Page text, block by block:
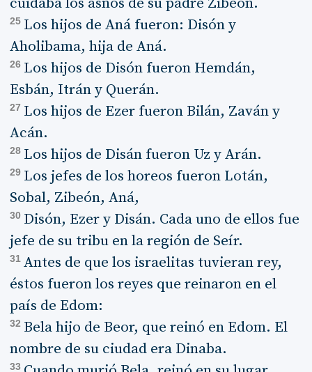
cuidaba los asnos de su padre Zibeón.
25 Los hijos de Aná fueron: Disón y
Aholibama, hija de Aná.
26 Los hijos de Disón fueron Hemdán,
Esbán, Itrán y Querán.
27 Los hijos de Ezer fueron Bilán, Zaván y
Acán.
28 Los hijos de Disán fueron Uz y Arán.
29 Los jefes de los horeos fueron Lotán,
Sobal, Zibeón, Aná,
30 Disón, Ezer y Disán. Cada uno de ellos fue
jefe de su tribu en la región de Seír.
31 Antes de que los israelitas tuvieran rey,
éstos fueron los reyes que reinaron en el
país de Edom:
32 Bela hijo de Beor, que reinó en Edom. El
nombre de su ciudad era Dinaba.
33